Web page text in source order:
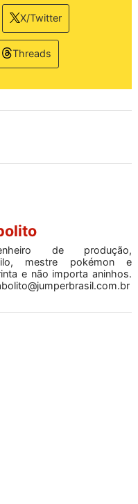
X/Twitter
Threads
de produção,
mestre pokémon e
e não importa aninhos.